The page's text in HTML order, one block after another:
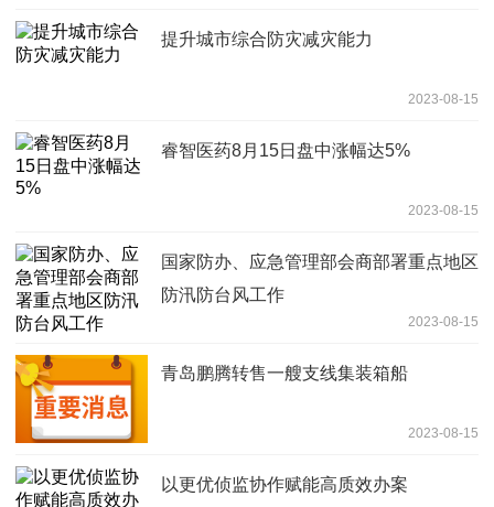
提升城市综合防灾减灾能力
2023-08-15
睿智医药8月15日盘中涨幅达5%
2023-08-15
国家防办、应急管理部会商部署重点地区
防汛防台风工作
2023-08-15
青岛鹏腾转售一艘支线集装箱船
2023-08-15
以更优侦监协作赋能高质效办案